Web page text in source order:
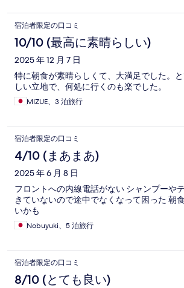
宿泊者限定の口コミ
10/10 (最高に素晴らしい)
2025 年 12 月 7 日
特に朝食が素晴らしくて、大満足でした。
しい立地で、何処に行くのも楽でした。
MIZUE、3 泊旅行
宿泊者限定の口コミ
4/10 (まあまあ)
2025 年 6 月 8 日
フロントへの内線電話がない シャンプーや
きていないので途中でなくなって困った 朝
いかも
Nobuyuki、5 泊旅行
宿泊者限定の口コミ
8/10 (とても良い)